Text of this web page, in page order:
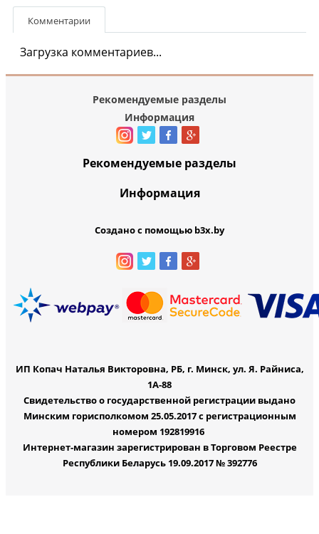
Комментарии
Загрузка комментариев...
Рекомендуемые разделы
Информация
Рекомендуемые разделы
Информация
Создано с помощью b3x.by
ИП Копач Наталья Викторовна, РБ, г. Минск, ул. Я. Райниса,
1А-88
Свидетельство о государственной регистрации выдано
Минским горисполкомом 25.05.2017 с регистрационным
номером 192819916
Интернет-магазин зарегистрирован в Торговом Реестре
Республики Беларусь 19.09.2017 № 392776